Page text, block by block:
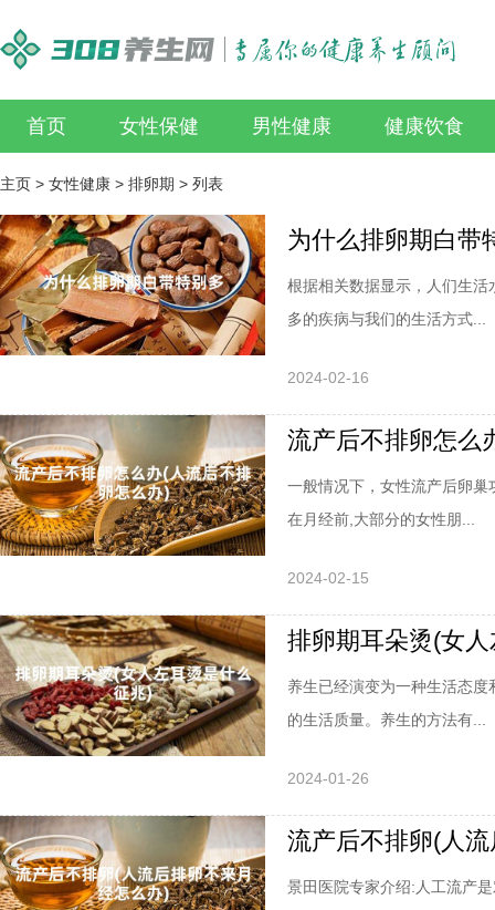
首页 女性保健 男性健康 健康饮食
主页 > 女性健康 > 排卵期 > 列表
为什么排卵期白带
根据相关数据显示，人们生
多的疾病与我们的生活方式...
2024-02-16
流产后不排卵怎么
一般情况下，女性流产后卵
在月经前,大部分的女性朋...
2024-02-15
排卵期耳朵烫(女
养生已经演变为一种生活态
的生活质量。养生的方法有...
2024-01-26
流产后不排卵(人
景田医院专家介绍:人工流产